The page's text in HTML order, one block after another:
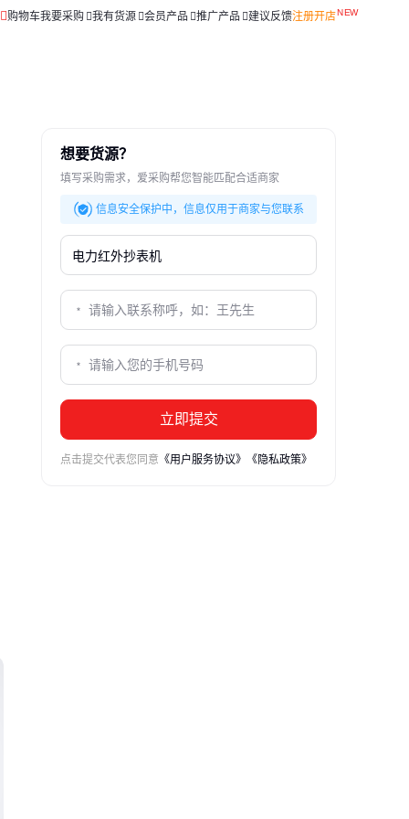
购物车我要采购 我有货源 会员产品 推广产品 建议反馈注册开店
想要货源？
填写采购需求，爱采购帮您智能匹配合适商家
信息安全保护中，信息仅用于商家与您联系
立即提交
点击提交代表您同意 《用户服务协议》 《隐私政策》